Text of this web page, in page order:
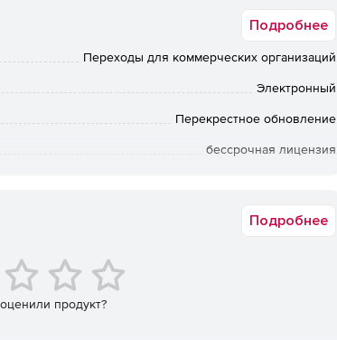
технической поддержки не
и трансформируемых инфраструктур, в том числе в
Поддерживаются локальные диски (в том числе
репликация и распределение копий между
Подробнее
Переходы для коммерческих организаций
Электронный
Перекрестное обновление
бессрочная лицензия
Подробнее
продукт?